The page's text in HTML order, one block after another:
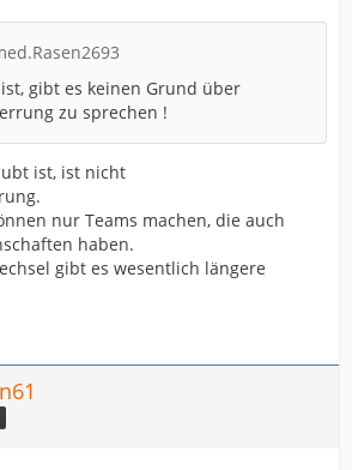
ist, gibt es keinen Grund über
zu sprechen !
ist, ist nicht
nur Teams machen, die auch
haben.
gibt es wesentlich längere